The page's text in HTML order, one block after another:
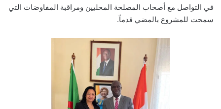
في التواصل مع أصحاب المصلحة المحليين ومراقبة المفاوضات التي
سمحت للمشروع بالمضي قدماً.